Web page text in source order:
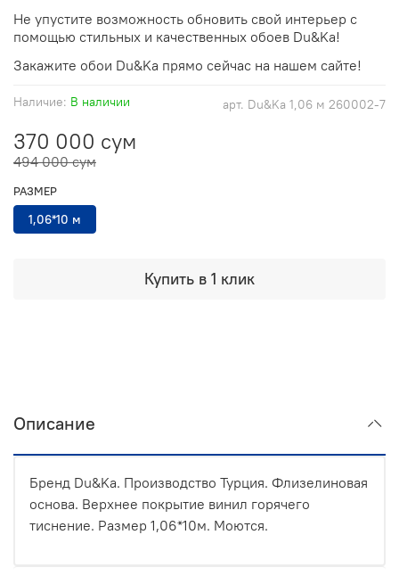
арт. Du&Ka 1,06 м 260002-7
Наличие: В наличии
370 000 сум
494 000 сум
Купить в 1 клик
РАЗМЕР
1,06*10 м
Не упустите возможность обновить свой интерьер с
помощью стильных и качественных обоев Du&Ka!
Закажите обои Du&Ka прямо сейчас на нашем сайте!
Описание
Бренд Du&Ka. Производство Турция. Флизелиновая
основа. Верхнее покрытие винил горячего
тиснение. Размер 1,06*10м. Моются.